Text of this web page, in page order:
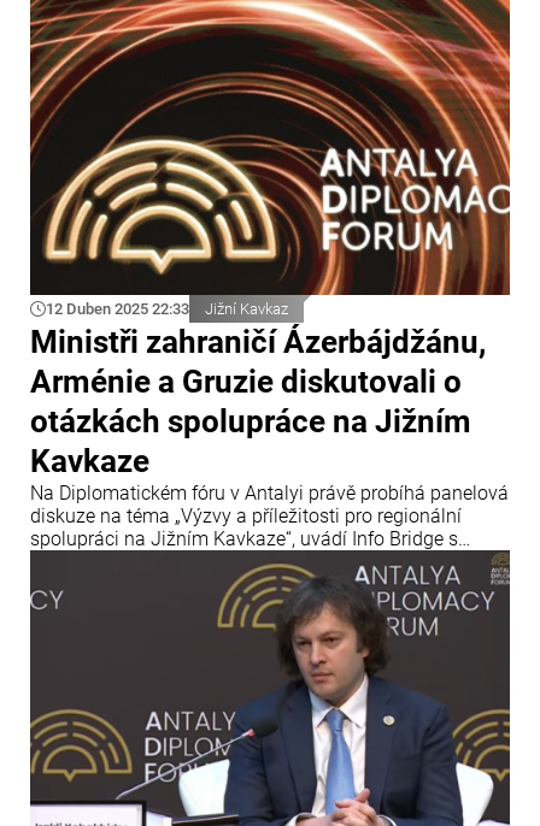
12 Duben 2025 22:33 Jižní Kavkaz
Ministři zahraničí Ázerbájdžánu,
Arménie a Gruzie diskutovali o
otázkách spolupráce na Jižním
Kavkaze
Na Diplomatickém fóru v Antalyi právě probíhá panelová
diskuze na téma „Výzvy a příležitosti pro regionální
spolupráci na Jižním Kavkaze“, uvádí Info Bridge s
odkazem na Trend. Panelu se účastní ministr zahraničí
Ázerbájdžánu Jejhun Bayramov, ministryně zahraničí
Gruzie Maka Botchorishvili a arménský ministr zahraničí